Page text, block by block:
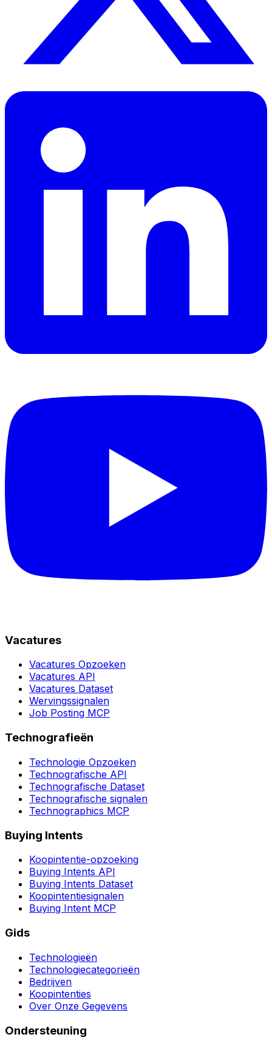
Vacatures
Vacatures Opzoeken
Vacatures API
Vacatures Dataset
Wervingssignalen
Job Posting MCP
Technografieën
Technologie Opzoeken
Technografische API
Technografische Dataset
Technografische signalen
Technographics MCP
Buying Intents
Koopintentie-opzoeking
Buying Intents API
Buying Intents Dataset
Koopintentiesignalen
Buying Intent MCP
Gids
Technologieën
Technologiecategorieën
Bedrijven
Koopintenties
Over Onze Gegevens
Ondersteuning